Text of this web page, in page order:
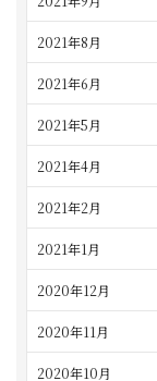
2021年8月
2021年6月
2021年5月
2021年4月
2021年2月
2021年1月
2020年12月
2020年11月
2020年10月